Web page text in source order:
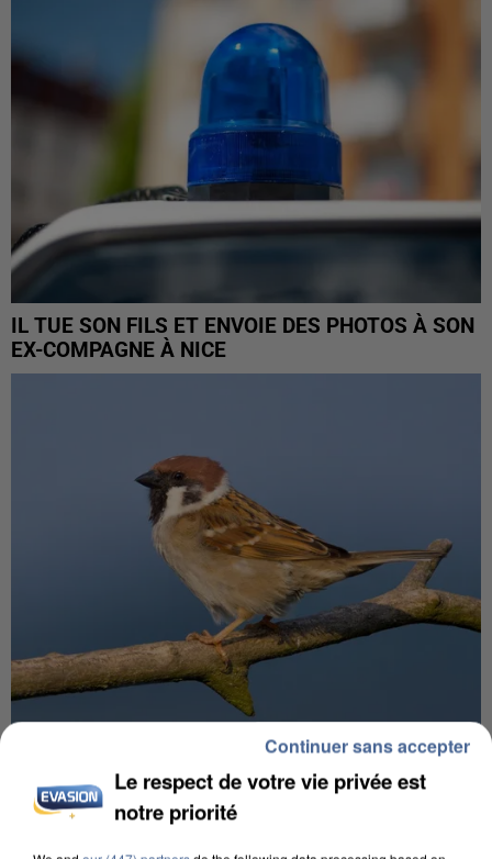
IL TUE SON FILS ET ENVOIE DES PHOTOS À SON
EX-COMPAGNE À NICE
APRÈS TOUTES CES CANICULES, LES REFUGES
DE FAUNE SAUVAGE SONT...
Le respect de votre vie privée est
notre priorité
Continuer sans accepter